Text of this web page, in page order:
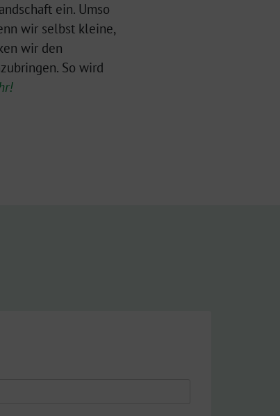
ein. Umso
wir selbst kleine,
wir den
So wird